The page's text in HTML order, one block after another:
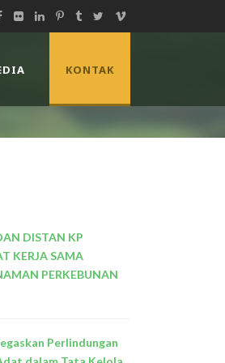
KONTAK
DISTAN KP
KERJA SAMA
PERKEBUNAN
Perlindungan